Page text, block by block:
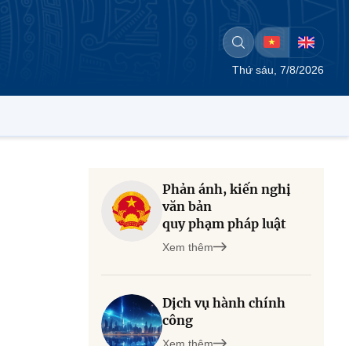
Thứ sáu, 7/8/2026
Phản ánh, kiến nghị
văn bản
quy phạm pháp luật
Xem thêm
Dịch vụ hành chính
công